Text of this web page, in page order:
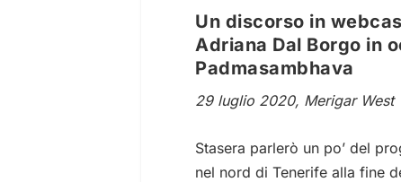
Un discorso in
Adriana Dal Borgo in
Padmasambhava
29 luglio 2020, Merigar West
Stasera parlerò un po’ del
nel nord di Tenerife alla fine